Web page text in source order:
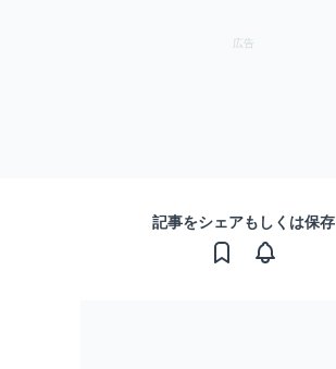
記事をシェアもしくは保存